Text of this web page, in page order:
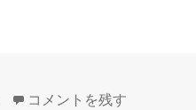
RONIN ★☆☆☆☆ に
コメントを残す